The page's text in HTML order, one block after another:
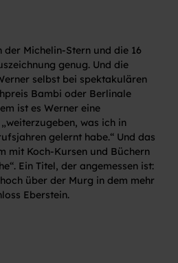
der Michelin-Stern und die 16
genug. Und die
selbst bei spektakulären
Bambi oder Berlinale
ist es Werner eine
was ich in
gelernt habe.“ Und das
mit Koch-Kursen und Büchern
Ein Titel, der angemessen ist:
über der Murg in dem mehr
Eberstein.